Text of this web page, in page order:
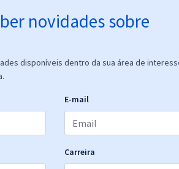
novidades sobre
disponíveis dentro da sua área de
E-mail
Carreira